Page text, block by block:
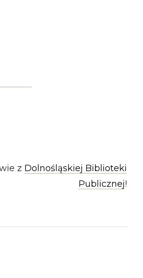
z Dolnośląskiej Biblioteki
Publicznej!